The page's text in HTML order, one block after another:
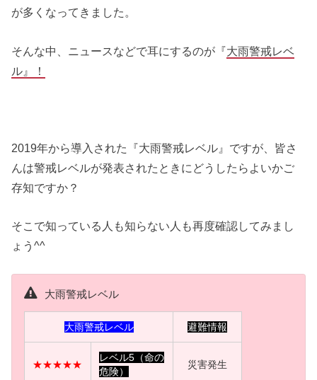
が多くなってきました。
そんな中、ニュースなどで耳にするのが『大雨警戒レベ
ル』！
2019年から導入された『大雨警戒レベル』ですが、皆さ
んは警戒レベルが発表されたときにどうしたらよいかご
存知ですか？
そこで知っている人も知らない人も再度確認してみまし
ょう^^
大雨警戒レベル
大雨警戒レベル 避難情報
★★★★★
レベル5（命の
危険）
災害発生